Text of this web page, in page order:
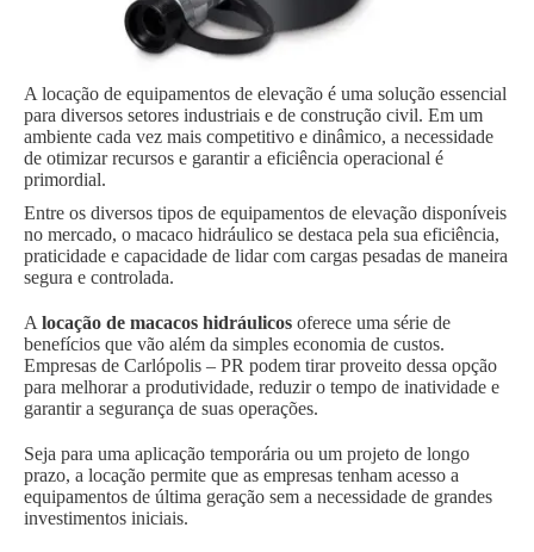
A locação de equipamentos de elevação é uma solução essencial
para diversos setores industriais e de construção civil. Em um
ambiente cada vez mais competitivo e dinâmico, a necessidade
de otimizar recursos e garantir a eficiência operacional é
primordial.
Entre os diversos tipos de equipamentos de elevação disponíveis
no mercado, o macaco hidráulico se destaca pela sua eficiência,
praticidade e capacidade de lidar com cargas pesadas de maneira
segura e controlada.
A locação de macacos hidráulicos oferece uma série de
benefícios que vão além da simples economia de custos.
Empresas de Carlópolis – PR podem tirar proveito dessa opção
para melhorar a produtividade, reduzir o tempo de inatividade e
garantir a segurança de suas operações.
Seja para uma aplicação temporária ou um projeto de longo
prazo, a locação permite que as empresas tenham acesso a
equipamentos de última geração sem a necessidade de grandes
investimentos iniciais.